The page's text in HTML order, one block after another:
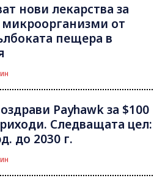
нови лекарства за
микроорганизми от
пещера в
Payhawk за $100
Следващата цел:
до 2030 г.